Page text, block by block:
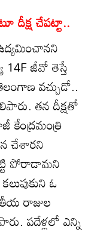
దీక్ష చేపట్టా..
జీవో తెస్తే
వచ్చుడో..
తన దీక్షతో
కేంద్రమంత్రి
చేశారని
పోరాడామని
ఓ
రాజుల
పదేళ్లలో ఎన్ని